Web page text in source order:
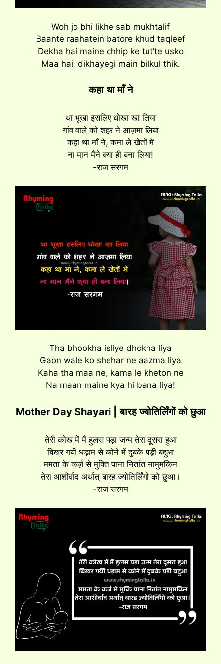
Woh jo bhi likhe sab mukhtalif
Baante raahatein batore khud taqleef
Dekha hai maine chhip ke tut’te usko
Maa hai, dikhayegi main bilkul thik.
कहा था माँ ने
था भूखा इसलिए धोखा खा लिया
गांव वाले को शहर ने आज़मा लिया
कहा था माँ ने, कमा ले खेतों में
ना मान मैंने क्या ही बना लिया!
-राज सरगम
Tha bhookha isliye dhokha liya
Gaon wale ko shehar ne aazma liya
Kaha tha maa ne, kama le kheton ne
Na maan maine kya hi bana liya!
Mother Day Shayari | बारह ज्योतिर्लिंगों को छुआ
तेरी कोख में मैं हुलस पड़ा जन्म तेरा दूसरा हुआ
बिखर गयी धड़ाम से कोने में दुबके पड़ी बद्दुआ
ममता के कर्ज़ से मुक्ति पाना नितांत नामुमकिन
तेरा आशीर्वाद अर्थात् बारह ज्योतिर्लिंगों को छुआ।
-राज सरगम